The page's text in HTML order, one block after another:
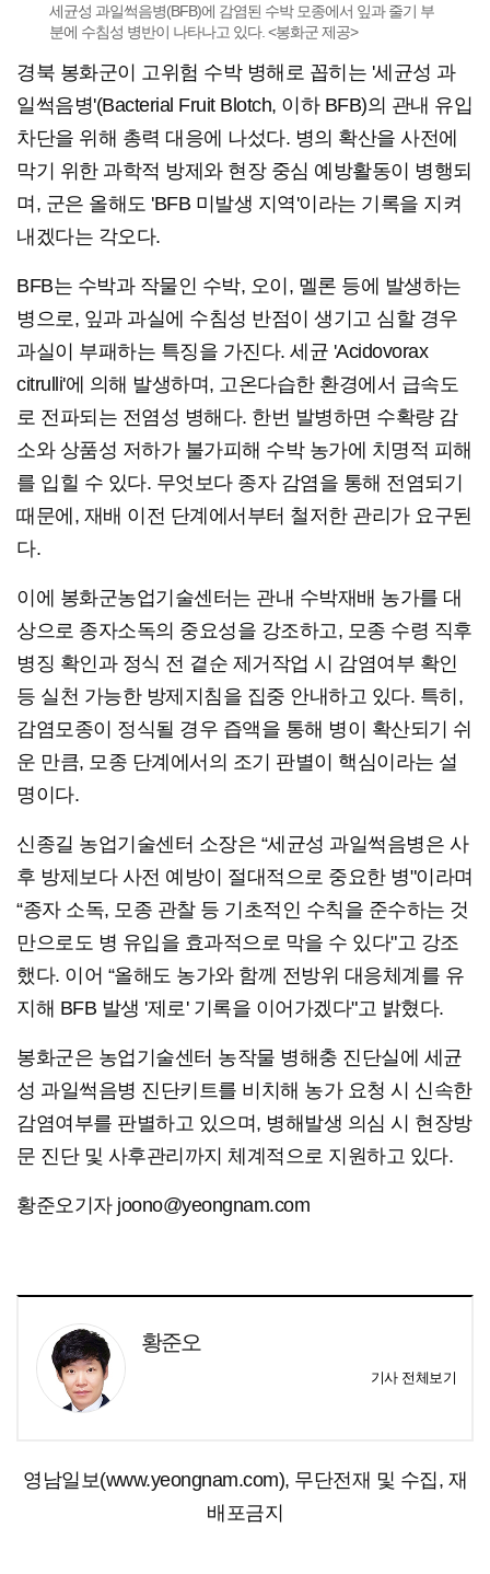
세균성 과일썩음병(BFB)에 감염된 수박 모종에서 잎과 줄기 부
분에 수침성 병반이 나타나고 있다. <봉화군 제공>
경북 봉화군이 고위험 수박 병해로 꼽히는 '세균성 과
일썩음병'(Bacterial Fruit Blotch, 이하 BFB)의 관내 유입
차단을 위해 총력 대응에 나섰다. 병의 확산을 사전에
막기 위한 과학적 방제와 현장 중심 예방활동이 병행되
며, 군은 올해도 'BFB 미발생 지역'이라는 기록을 지켜
내겠다는 각오다.
BFB는 수박과 작물인 수박, 오이, 멜론 등에 발생하는
병으로, 잎과 과실에 수침성 반점이 생기고 심할 경우
과실이 부패하는 특징을 가진다. 세균 'Acidovorax
citrulli'에 의해 발생하며, 고온다습한 환경에서 급속도
로 전파되는 전염성 병해다. 한번 발병하면 수확량 감
소와 상품성 저하가 불가피해 수박 농가에 치명적 피해
를 입힐 수 있다. 무엇보다 종자 감염을 통해 전염되기
때문에, 재배 이전 단계에서부터 철저한 관리가 요구된
다.
이에 봉화군농업기술센터는 관내 수박재배 농가를 대
상으로 종자소독의 중요성을 강조하고, 모종 수령 직후
병징 확인과 정식 전 곁순 제거작업 시 감염여부 확인
등 실천 가능한 방제지침을 집중 안내하고 있다. 특히,
감염모종이 정식될 경우 즙액을 통해 병이 확산되기 쉬
운 만큼, 모종 단계에서의 조기 판별이 핵심이라는 설
명이다.
신종길 농업기술센터 소장은 “세균성 과일썩음병은 사
후 방제보다 사전 예방이 절대적으로 중요한 병"이라며
“종자 소독, 모종 관찰 등 기초적인 수칙을 준수하는 것
만으로도 병 유입을 효과적으로 막을 수 있다"고 강조
했다. 이어 “올해도 농가와 함께 전방위 대응체계를 유
지해 BFB 발생 '제로' 기록을 이어가겠다"고 밝혔다.
봉화군은 농업기술센터 농작물 병해충 진단실에 세균
성 과일썩음병 진단키트를 비치해 농가 요청 시 신속한
감염여부를 판별하고 있으며, 병해발생 의심 시 현장방
문 진단 및 사후관리까지 체계적으로 지원하고 있다.
황준오기자 joono@yeongnam.com
황준오
기사 전체보기
영남일보(www.yeongnam.com), 무단전재 및 수집, 재
배포금지